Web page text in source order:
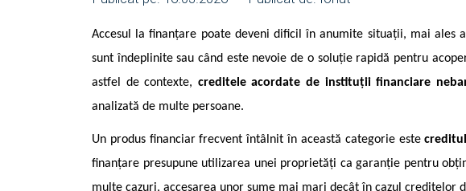
Accesul la finanțare poate deveni dificil în anumite situații, mai ales
sunt îndeplinite sau când este nevoie de o soluție rapidă pentru
astfel de contexte, creditele acordate de instituții financiare
analizată de multe persoane.
Un produs financiar frecvent întâlnit în această categorie este
finanțare presupune utilizarea unei proprietăți ca garanție pentru
multe cazuri, accesarea unor sume mai mari decât în cazul creditelor